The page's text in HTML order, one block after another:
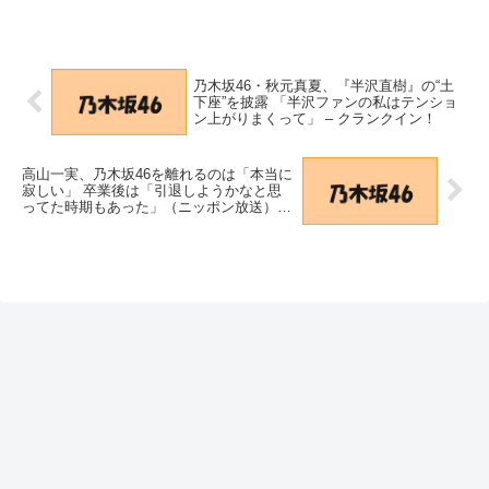
乃木坂46・秋元真夏、『半沢直樹』の“土
下座”を披露 「半沢ファンの私はテンショ
ン上がりまくって」 – クランクイン！
高山一実、乃木坂46を離れるのは「本当に
寂しい」 卒業後は「引退しようかなと思
ってた時期もあった」（ニッポン放送） –